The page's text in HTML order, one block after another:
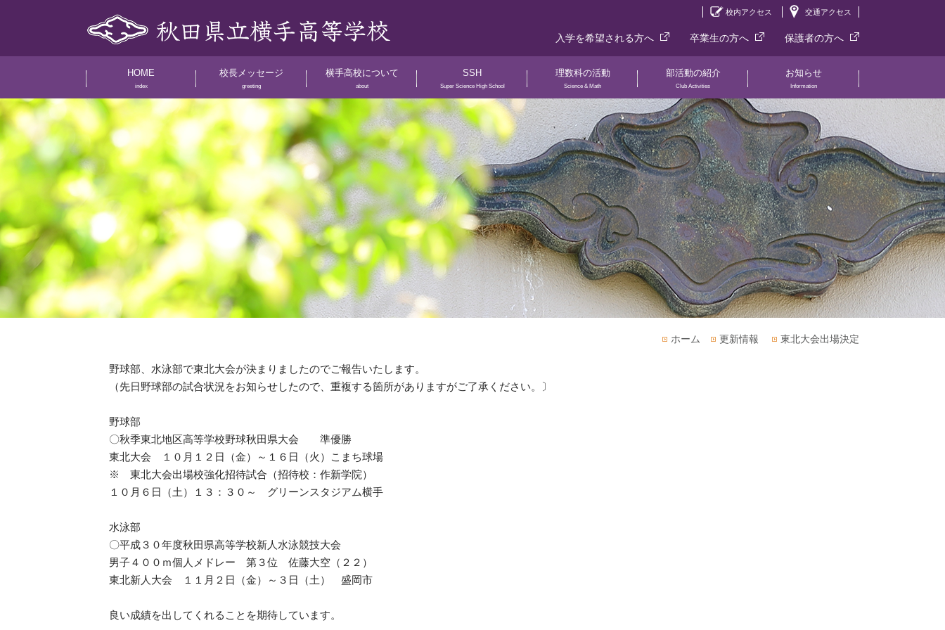
校内アクセス 交通アクセス
入学を希望される方へ 卒業生の方へ 保護者の方へ
HOME
index
校長メッセージ
greeting
横手高校について
about
SSH
Super Science High School
理数科の活動
Science & Math
部活動の紹介
Club Activities
お知らせ
Information
ホーム 更新情報 東北大会出場決定
野球部、水泳部で東北大会が決まりましたのでご報告いたします。
（先日野球部の試合状況をお知らせしたので、重複する箇所がありますがご了承ください。〕
野球部
〇秋季東北地区高等学校野球秋田県大会 準優勝
東北大会 １０月１２日（金）～１６日（火）こまち球場
※ 東北大会出場校強化招待試合（招待校：作新学院）
１０月６日（土）１３：３０～ グリーンスタジアム横手
水泳部
〇平成３０年度秋田県高等学校新人水泳競技大会
男子４００ｍ個人メドレー 第３位 佐藤大空（２２）
東北新人大会 １１月２日（金）～３日（土） 盛岡市
良い成績を出してくれることを期待しています。